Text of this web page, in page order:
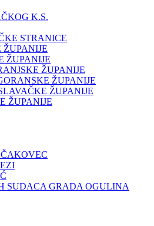
K.S.
STRANICE
ŽUPANIJE
ŽUPANIJE
ŽUPANIJE
ŽUPANIJE
ŽUPANIJE
SUDACA GRADA OGULINA